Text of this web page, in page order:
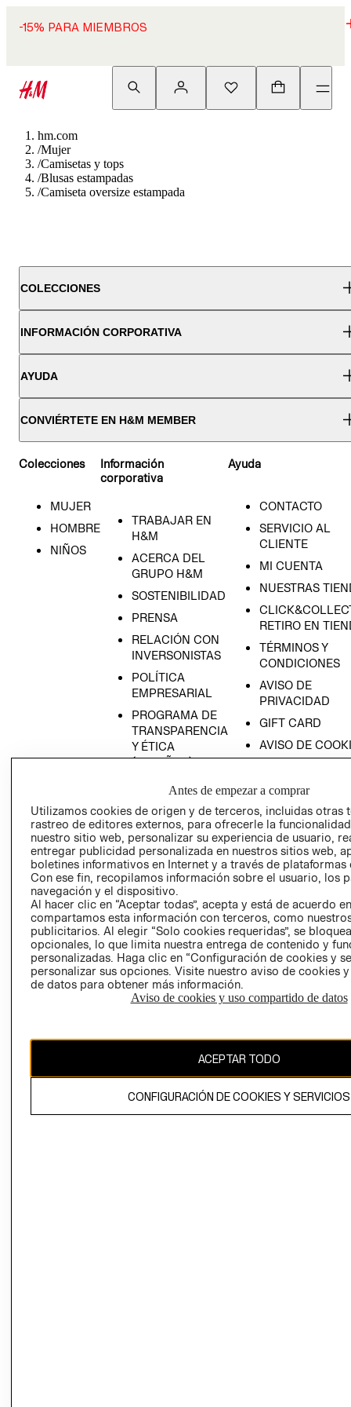
-15% PARA MIEMBROS
hm.com
/Mujer
/Camisetas y tops
/Blusas estampadas
/Camiseta oversize estampada
COLECCIONES
INFORMACIÓN CORPORATIVA
AYUDA
CONVIÉRTETE EN H&M MEMBER
Colecciones
MUJER
HOMBRE
NIÑOS
Información
corporativa
TRABAJAR EN
H&M
ACERCA DEL
GRUPO H&M
SOSTENIBILIDAD
PRENSA
RELACIÓN CON
INVERSONISTAS
POLÍTICA
EMPRESARIAL
PROGRAMA DE
TRANSPARENCIA
Y ÉTICA
(ESPAÑOL)
PROGRAMA DE
Y ÉTICA (INGLÉS)
Ayuda
CONTACTO
SERVICIO AL
CLIENTE
MI CUENTA
NUESTRAS
RETIRO EN
TÉRMINOS Y
CONDICIONES
AVISO DE
PRIVACIDAD
GIFT CARD
AVISO DE
COMERCIO - SIC
PETICIONES
QUEJAS Y
RECLAMOS
Colombia ($)
CAMBIAR REGIÓN
El contenido de esta página web está protegido por copyright y es
Antes de empezar a comprar
Utilizamos cookies de origen y de terceros, incluidas otras
rastreo de editores externos, para ofrecerle la
nuestro sitio web, personalizar su experiencia de usuario,
entregar publicidad personalizada en nuestros sitios web,
boletines informativos en Internet y a través de plataformas
Con ese fin, recopilamos información sobre el usuario, los
navegación y el dispositivo.
Al hacer clic en “Aceptar todas”, acepta y está de acuerdo
compartamos esta información con terceros, como
publicitarios. Al elegir “Solo cookies requeridas”, se
opcionales, lo que limita nuestra entrega de contenido y
personalizadas. Haga clic en “Configuración de cookies y
personalizar sus opciones. Visite nuestro aviso de cookies
de datos para obtener más información.
Aviso de cookies y uso compartido de datos
ACEPTAR TODO
CONFIGURACIÓN DE COOKIES Y SERVICIOS